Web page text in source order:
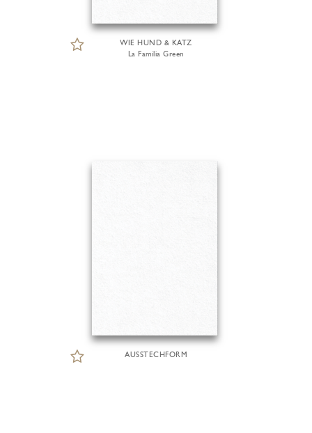
WIE HUND & KATZ
La Familia Green
AUSSTECHFORM